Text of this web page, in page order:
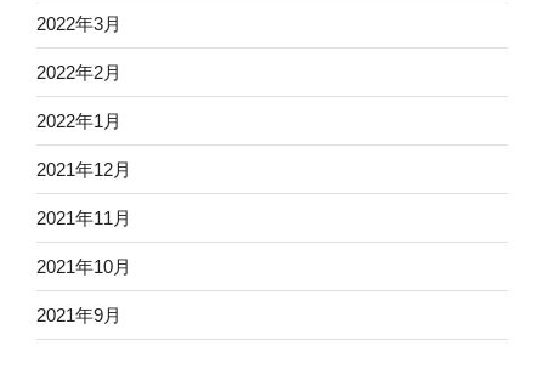
2022年3月
2022年2月
2022年1月
2021年12月
2021年11月
2021年10月
2021年9月